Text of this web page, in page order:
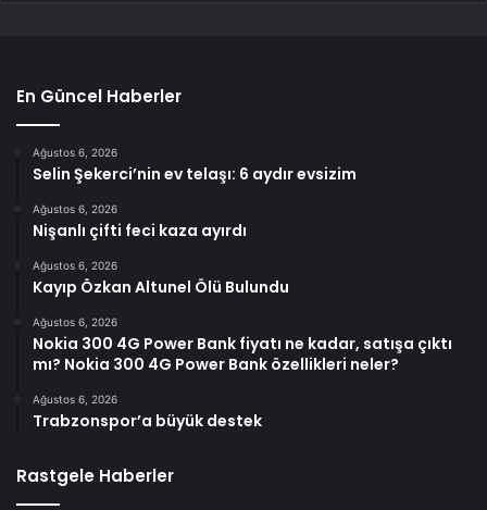
En Güncel Haberler
Ağustos 6, 2026
Selin Şekerci’nin ev telaşı: 6 aydır evsizim
Ağustos 6, 2026
Nişanlı çifti feci kaza ayırdı
Ağustos 6, 2026
Kayıp Özkan Altunel Ölü Bulundu
Ağustos 6, 2026
Nokia 300 4G Power Bank fiyatı ne kadar, satışa çıktı
mı? Nokia 300 4G Power Bank özellikleri neler?
Ağustos 6, 2026
Trabzonspor’a büyük destek
Rastgele Haberler